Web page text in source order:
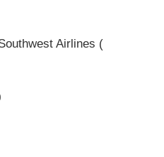
Airlines (